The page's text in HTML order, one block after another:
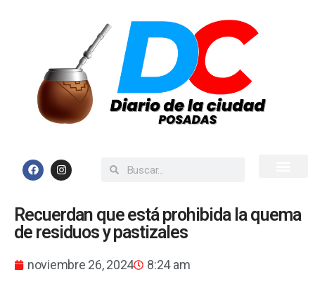
Recuerdan que está prohibida la quema
de residuos y pastizales
noviembre 26, 2024 8:24 am